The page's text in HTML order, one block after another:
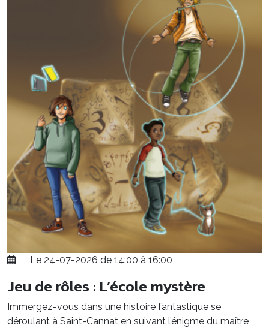
Le 24-07-2026 de 14:00 à 16:00
Jeu de rôles : L’école mystère
Immergez-vous dans une histoire fantastique se
déroulant à Saint-Cannat en suivant l’énigme du maître